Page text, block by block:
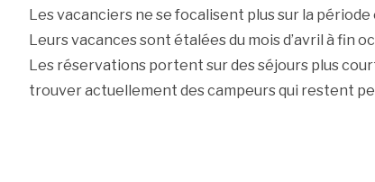
Les vacanciers ne se focalisent plus sur la
Leurs vacances sont étalées du mois d’avril à fin
Les réservations portent sur des séjours plus
trouver actuellement des campeurs qui restent